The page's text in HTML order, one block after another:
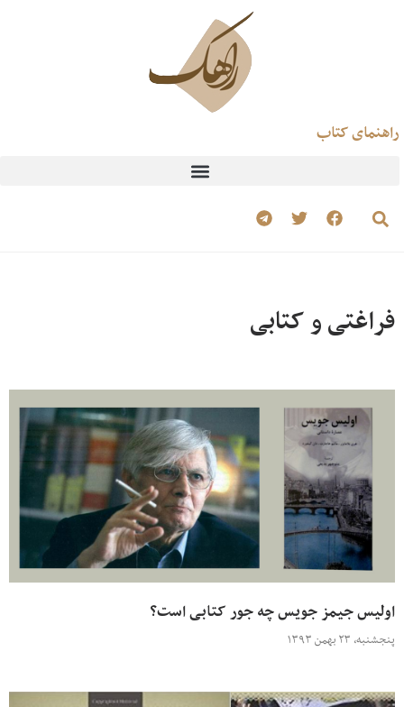
راهنمای کتاب
فراغتی و کتابی
اولیس جیمز جویس چه جور کتابی است؟
پنجشنبه، ۲۳ بهمن ۱۳۹۳